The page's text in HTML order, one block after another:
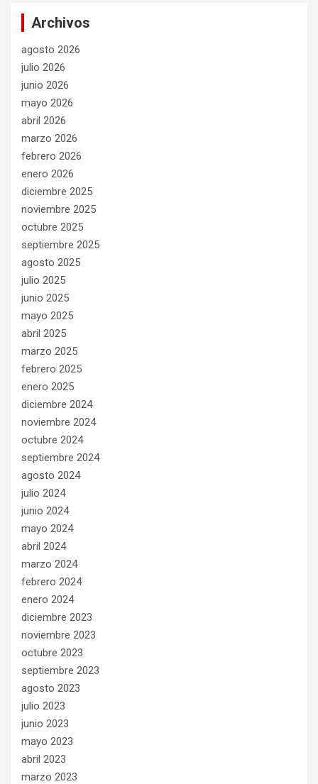
Archivos
agosto 2026
julio 2026
junio 2026
mayo 2026
abril 2026
marzo 2026
febrero 2026
enero 2026
diciembre 2025
noviembre 2025
octubre 2025
septiembre 2025
agosto 2025
julio 2025
junio 2025
mayo 2025
abril 2025
marzo 2025
febrero 2025
enero 2025
diciembre 2024
noviembre 2024
octubre 2024
septiembre 2024
agosto 2024
julio 2024
junio 2024
mayo 2024
abril 2024
marzo 2024
febrero 2024
enero 2024
diciembre 2023
noviembre 2023
octubre 2023
septiembre 2023
agosto 2023
julio 2023
junio 2023
mayo 2023
abril 2023
marzo 2023